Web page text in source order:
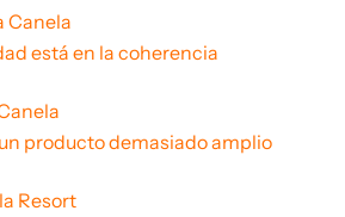
Canela
está en la coherencia
producto demasiado amplio
Resort